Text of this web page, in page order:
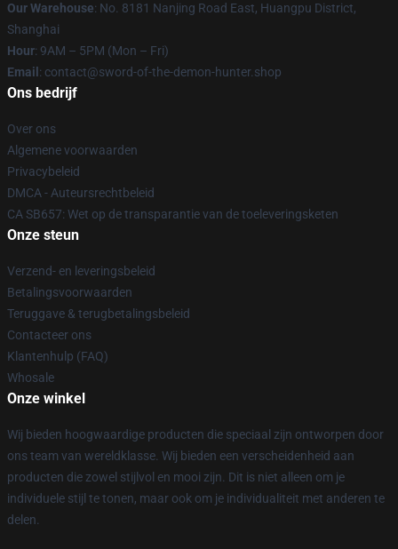
Our Warehouse: No. 8181 Nanjing Road East, Huangpu District,
Shanghai
Hour: 9AM – 5PM (Mon – Fri)
Email : contact@sword-of-the-demon-hunter.shop
Ons bedrijf
Over ons
Algemene voorwaarden
Privacybeleid
DMCA - Auteursrechtbeleid
CA SB657: Wet op de transparantie van de toeleveringsketen
Onze steun
Verzend- en leveringsbeleid
Betalingsvoorwaarden
Teruggave & terugbetalingsbeleid
Contacteer ons
Klantenhulp (FAQ)
Whosale
Onze winkel
Wij bieden hoogwaardige producten die speciaal zijn ontworpen door
ons team van wereldklasse. Wij bieden een verscheidenheid aan
producten die zowel stijlvol en mooi zijn. Dit is niet alleen om je
individuele stijl te tonen, maar ook om je individualiteit met anderen te
delen.